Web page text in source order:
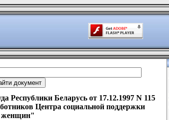
Республики Беларусь от 17.12.1997 N 115
Центра социальной поддержки
женщин"